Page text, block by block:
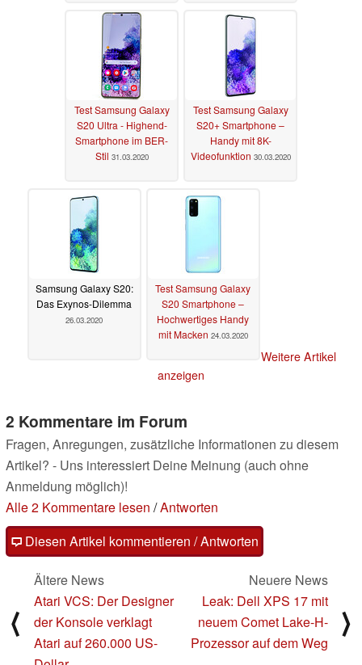
Test Samsung Galaxy
S20 Ultra - Highend-
Smartphone im BER-
Stil 31.03.2020
Test Samsung Galaxy
S20+ Smartphone –
Handy mit 8K-
Videofunktion 30.03.2020
Samsung Galaxy S20:
Das Exynos-Dilemma
26.03.2020
Test Samsung Galaxy
S20 Smartphone –
Hochwertiges Handy
mit Macken 24.03.2020
Weitere Artikel
anzeigen
2 Kommentare im Forum
Fragen, Anregungen, zusätzliche Informationen zu diesem
Artikel? - Uns interessiert Deine Meinung (auch ohne
Anmeldung möglich)!
Alle 2 Kommentare lesen /Antworten
Diesen Artikel kommentieren / Antworten
⟨
Ältere News
Atari VCS: Der Designer
der Konsole verklagt
Atari auf 260.000 US-
Neuere News
Leak: Dell XPS 17 mit
neuem Comet Lake-H-
Prozessor auf dem Weg
⟩